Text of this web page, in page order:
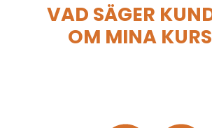
VAD SÄGER
OM MINA